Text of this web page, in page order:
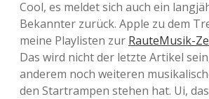
Cool, es meldet sich auch ein
Bekannter zurück. Apple zu dem
meine Playlisten zur RauteMusik-
Das wird nicht der letzte Artikel
anderem noch weiteren
den Startrampen stehen hat. Ui,